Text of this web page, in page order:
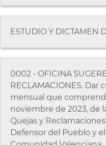
ESTUDIO Y DICTAMEN
0002 - OFICINA
RECLAMACIONES.
mensual que
noviembre de 2023, de
Quejas y
Defensor del Pueblo y